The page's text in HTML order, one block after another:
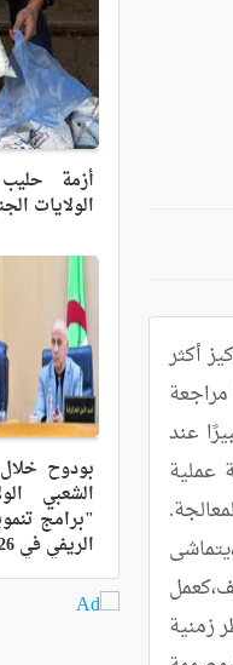
مع اقتراب موسم الحصاد،تُجري ولاية معسكر تعديلات في عمليات تسيير هذه الفترة الحاسمة،حيث ينصبّ التركيز أكثر
أزمة
الولايات
بودوح
الشعبي
"برامج
الريفي في 2026"